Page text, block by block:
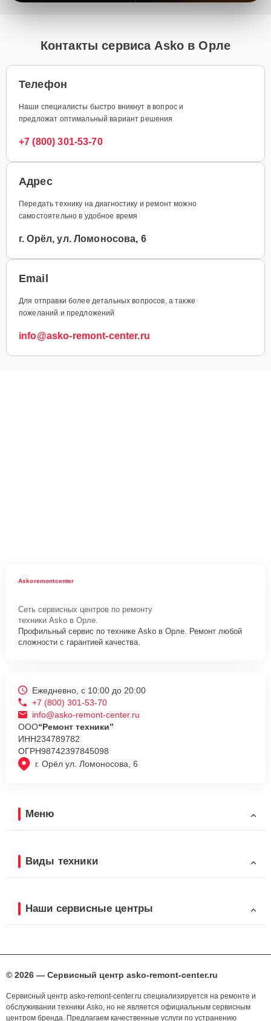
Контакты сервиса Asko в Орле
Телефон
Наши специалисты быстро вникнут в вопрос и
предложат оптимальный вариант решения
+7 (800) 301-53-70
Адрес
Передать технику на диагностику и ремонт можно
самостоятельно в удобное время
г. Орёл, ул. Ломоносова, 6
Email
Для отправки более детальных вопросов, а также
пожеланий и предложений
info@asko-remont-center.ru
Askoremontcenter
Сеть сервисных центров по ремонту
техники Asko в Орле.
Профильный сервис по технике Asko в Орле. Ремонт любой
сложности с гарантией качества.
г. Орёл ул. Ломоносова, 6
Ежедневно, с 10:00 до 20:00
+7 (800) 301-53-70
info@asko-remont-center.ru
ООО“Ремонт техники”
ИНН234789782
ОГРН98742397845098
Меню
Виды техники
Наши сервисные центры
© 2026 — Сервисный центр asko-remont-center.ru
Сервисный центр asko-remont-center.ru специализируется на ремонте и
обслуживании техники Asko, но не является официальным сервисным
центром бренда. Предлагаем качественные услуги по устранению